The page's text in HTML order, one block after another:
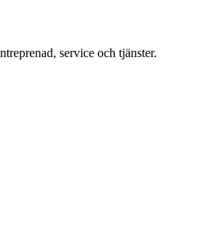
service och tjänster.